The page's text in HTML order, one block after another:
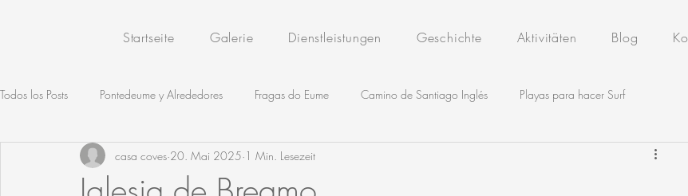
Startseite Galerie Dienstleistungen Geschichte Aktivitäten Blog
Todos los Posts Pontedeume y Alrededores Fragas do Eume Camino de Santiago Inglés Playas para hacer Surf
Rutas por Rías Altas Rutas Gastronómicas Productos Locales
casa coves 20. Mai 2025 1 Min. Lesezeit